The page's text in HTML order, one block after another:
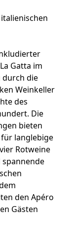
Gatta im
durch die
Weinkeller
des
Die
bieten
langlebige
Rotweine
den Apéro
Gästen